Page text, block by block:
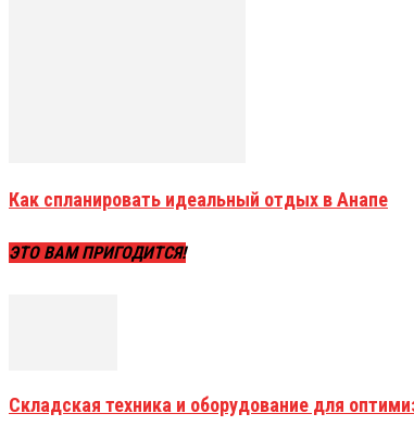
Как спланировать идеальный отдых в Анапе
ЭТО ВАМ ПРИГОДИТСЯ!
Складская техника и оборудование для